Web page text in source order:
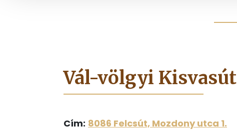
Vál-völgyi Kisvasút
Cím: 8086 Felcsút, Mozdony utca 1.